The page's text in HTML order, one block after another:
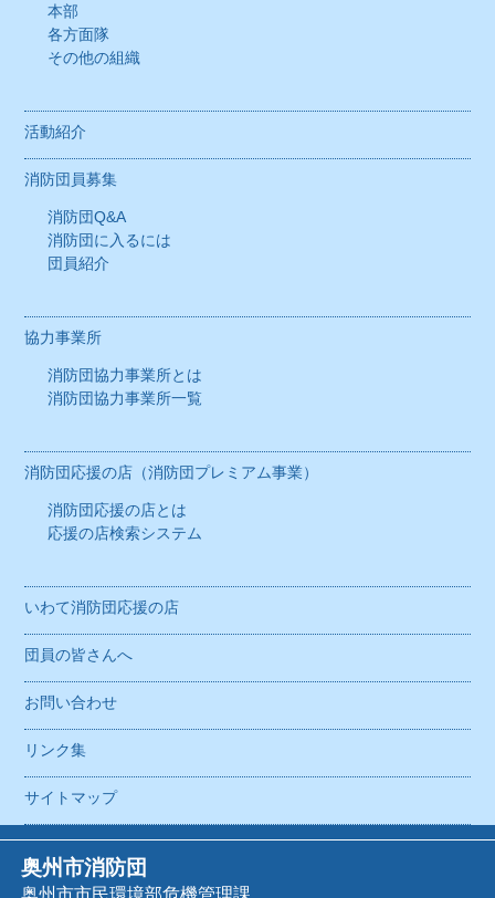
活動紹介
消防団Q&A
団員紹介
消防団協力事業所とは
消防団協力事業所一覧
消防団応援の店（消防団プレミアム事業）
消防団応援の店とは
いわて消防団応援の店
団員の皆さんへ
サイトマップ
本部
各方面隊
その他の組織
活動紹介
消防団員募集
消防団Q&A
消防団に入るには
団員紹介
協力事業所
消防団協力事業所とは
消防団協力事業所一覧
消防団応援の店（消防団プレミアム事業）
消防団応援の店とは
応援の店検索システム
いわて消防団応援の店
団員の皆さんへ
お問い合わせ
リンク集
サイトマップ
奥州市消防団
奥州市市民環境部危機管理課